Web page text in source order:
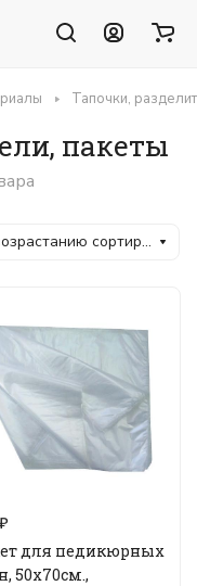
Тапочки,
пакеты
По возрастанию сортировки
для педикюрных
50х70см.,